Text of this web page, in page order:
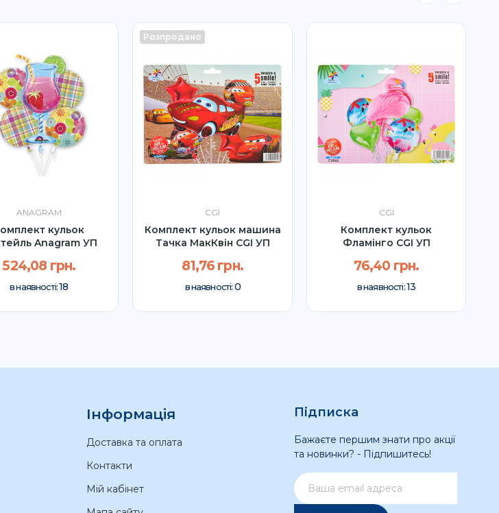
ANAGRAM
кульок
Anagram УП
524,08 грн.
в наявності:18
Розпродано
CGI
Комплект кульок машина
Тачка МакКвін CGI УП
81,76 грн.
в наявності: 0
CGI
Комплект кульок
Фламінго CGI УП
76,40 грн.
в наявності:13
Інформація
Доставка та оплата
Контакти
Мій кабінет
Підписка
Бажаєте першим знати про акції
та новинки? - Підпишитесь!